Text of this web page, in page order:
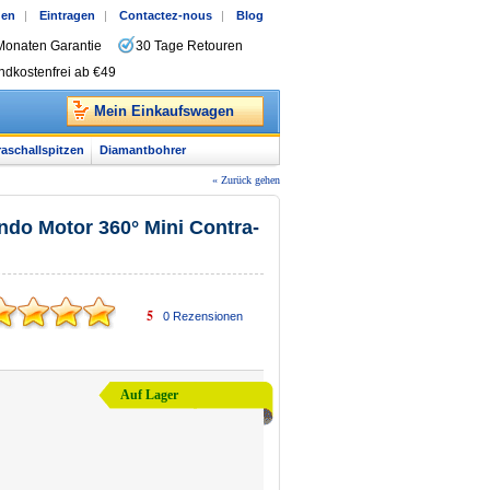
| Eintragen | Contactez-nous | Blog
Garantie
30 Tage Retouren
ab €49
Mein Einkaufswagen
Diamantbohrer
« Zurück gehen
Motor 360° Mini Contra-
5 0Rezensionen
Auf Lager